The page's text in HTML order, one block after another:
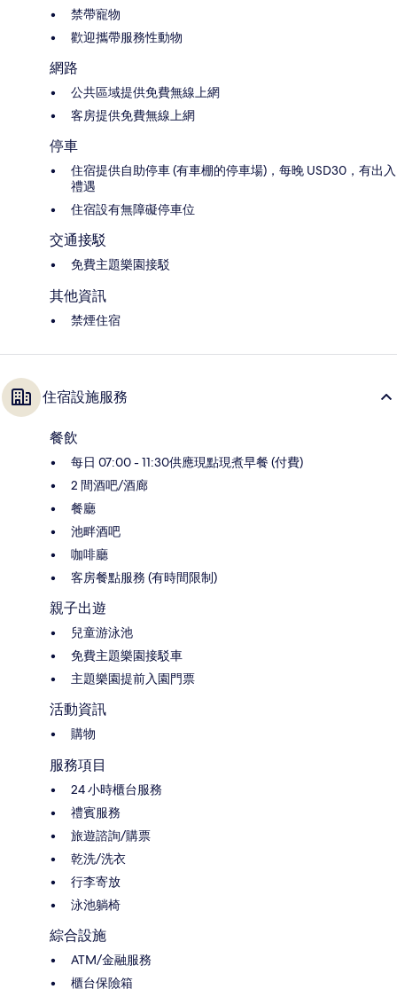
禁帶寵物
歡迎攜帶服務性動物
網路
公共區域提供免費無線上網
客房提供免費無線上網
停車
住宿提供自助停車 (有車棚的停車場)，每晚 USD30，有出入
禮遇
住宿設有無障礙停車位
交通接駁
免費主題樂園接駁
其他資訊
禁煙住宿
住宿設施服務
餐飲
每日 07:00 - 11:30供應現點現煮早餐 (付費)
2 間酒吧/酒廊
餐廳
池畔酒吧
咖啡廳
客房餐點服務 (有時間限制)
親子出遊
兒童游泳池
免費主題樂園接駁車
主題樂園提前入園門票
活動資訊
購物
服務項目
24 小時櫃台服務
禮賓服務
旅遊諮詢/購票
乾洗/洗衣
行李寄放
泳池躺椅
綜合設施
ATM/金融服務
櫃台保險箱